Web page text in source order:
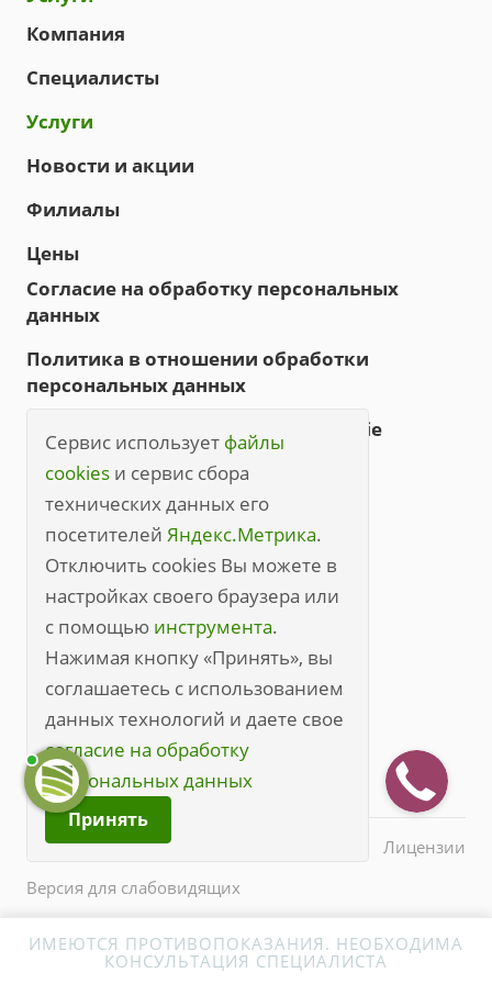
Сервис использует файлы
cookies и сервис сбора
технических данных его
посетителей Яндекс.Метрика.
Отключить cookies Вы можете в
настройках своего браузера или
с помощью инструмента.
Нажимая кнопку «Принять», вы
соглашаетесь с использованием
данных технологий и даете свое
согласие на обработку
персональных данных
Принять
Компания
Специалисты
Услуги
Новости и акции
Филиалы
Цены
Согласие на обработку персональных
данных
Политика в отношении обработки
персональных данных
Политика обработки файлов cookie
Правила посещения
Правила посещения (полные)
+7 (3842) 49-20-70
kem@medline.pro
650000, г. Кемерово, ул. Кирова, 45
© 2026 Все права защищены.
Лицензии
Версия для слабовидящих
ИМЕЮТСЯ ПРОТИВОПОКАЗАНИЯ. НЕОБХОДИМА
КОНСУЛЬТАЦИЯ СПЕЦИАЛИСТА